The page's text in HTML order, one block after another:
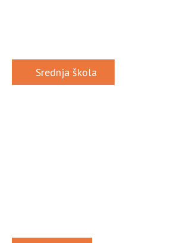
Srednja škola